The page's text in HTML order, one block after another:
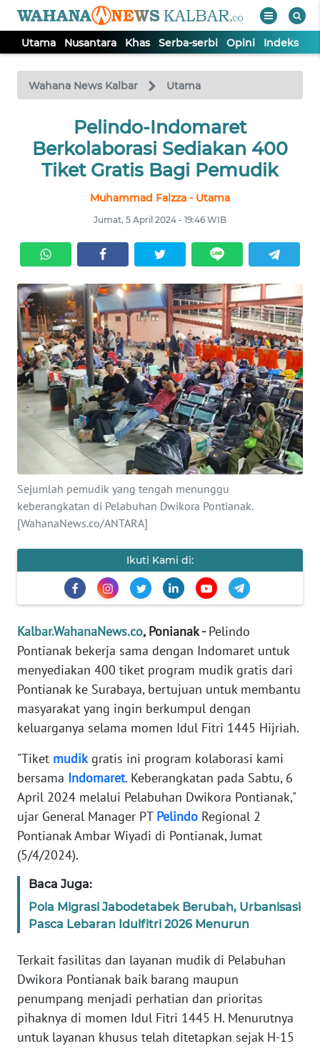
Utama Nusantara Khas Serba-serbi Opini Indeks
Wahana News Kalbar Utama
Pelindo-Indomaret
Berkolaborasi Sediakan 400
Tiket Gratis Bagi Pemudik
Muhammad Faizza - Utama
Jumat, 5 April 2024 - 19:46 WIB
Sejumlah pemudik yang tengah menunggu
keberangkatan di Pelabuhan Dwikora Pontianak.
[WahanaNews.co/ANTARA]
Ikuti Kami di:
Kalbar.WahanaNews.co, Ponianak -Pelindo
Pontianak bekerja sama dengan Indomaret untuk
menyediakan 400 tiket program mudik gratis dari
Pontianak ke Surabaya, bertujuan untuk membantu
masyarakat yang ingin berkumpul dengan
keluarganya selama momen Idul Fitri 1445 Hijriah.
"Tiket mudik gratis ini program kolaborasi kami
bersama Indomaret. Keberangkatan pada Sabtu, 6
April 2024 melalui Pelabuhan Dwikora Pontianak,"
ujar General Manager PT Pelindo Regional 2
Pontianak Ambar Wiyadi di Pontianak, Jumat
(5/4/2024).
Baca Juga:
Pola Migrasi Jabodetabek Berubah, Urbanisasi
Pasca Lebaran Idulfitri 2026 Menurun
Terkait fasilitas dan layanan mudik di Pelabuhan
Dwikora Pontianak baik barang maupun
penumpang menjadi perhatian dan prioritas
pihaknya di momen Idul Fitri 1445 H. Menurutnya
untuk layanan khusus telah ditetapkan sejak H-15
TV
Tutup
NUSANTARA
SERBA-
SERBI
OPINI
Informasi
INDEKS
BERITA
KONTAK
KAMI
INFO
IKLAN
TENTANG
PEDOMAN
REDAKSI
KARIR
DISCLAIMER
Wahana
News
Regional
SUMUT
WN
WN
WN
BANTEN
WN